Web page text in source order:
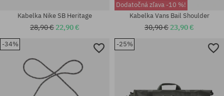
univerzálna veľkosť
Kabelka Nike SB Heritage
28,90 € 22,90 €
Dodatočná zľava -10 %!
Kabelka Vans Bail Shoulder
30,90 € 23,90 €
-34% -25%